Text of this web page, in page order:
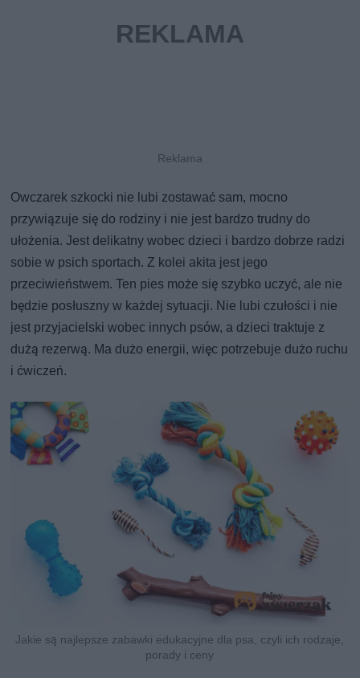
Owczarek szkocki nie lubi zostawać sam, mocno
przywiązuje się do rodziny i nie jest bardzo trudny do
ułożenia. Jest delikatny wobec dzieci i bardzo dobrze radzi
sobie w psich sportach. Z kolei akita jest jego
przeciwieństwem. Ten pies może się szybko uczyć, ale nie
będzie posłuszny w każdej sytuacji. Nie lubi czułości i nie
jest przyjacielski wobec innych psów, a dzieci traktuje z
dużą rezerwą. Ma dużo energii, więc potrzebuje dużo ruchu
i ćwiczeń.
Jakie są najlepsze zabawki edukacyjne dla psa, czyli ich rodzaje,
porady i ceny